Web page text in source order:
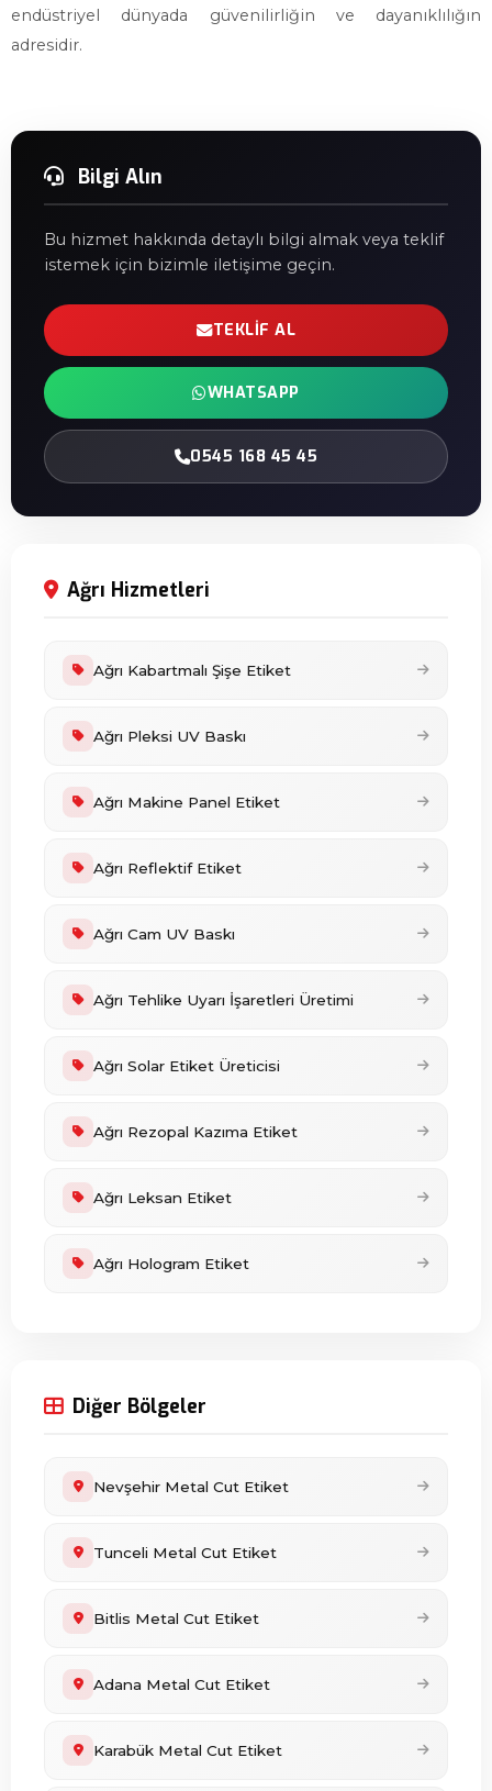
endüstriyel dünyada güvenilirliğin ve dayanıklılığın
adresidir.
Bilgi Alın
Bu hizmet hakkında detaylı bilgi almak veya teklif
istemek için bizimle iletişime geçin.
TEKLIF AL
WHATSAPP
0545 168 45 45
Ağrı Hizmetleri
Ağrı Kabartmalı Şişe Etiket
Ağrı Pleksi UV Baskı
Ağrı Makine Panel Etiket
Ağrı Reflektif Etiket
Ağrı Cam UV Baskı
Ağrı Tehlike Uyarı İşaretleri Üretimi
Ağrı Solar Etiket Üreticisi
Ağrı Rezopal Kazıma Etiket
Ağrı Leksan Etiket
Ağrı Hologram Etiket
Diğer Bölgeler
Nevşehir Metal Cut Etiket
Tunceli Metal Cut Etiket
Bitlis Metal Cut Etiket
Adana Metal Cut Etiket
Karabük Metal Cut Etiket